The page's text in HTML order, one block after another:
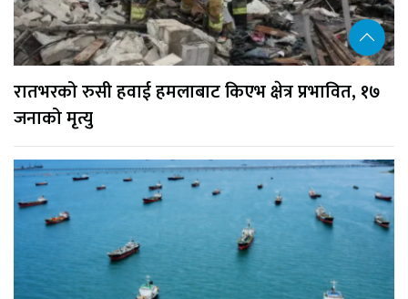
रातभरको रुसी हवाई हमलाबाट किएभ क्षेत्र प्रभावित, १७
जनाको मृत्यु